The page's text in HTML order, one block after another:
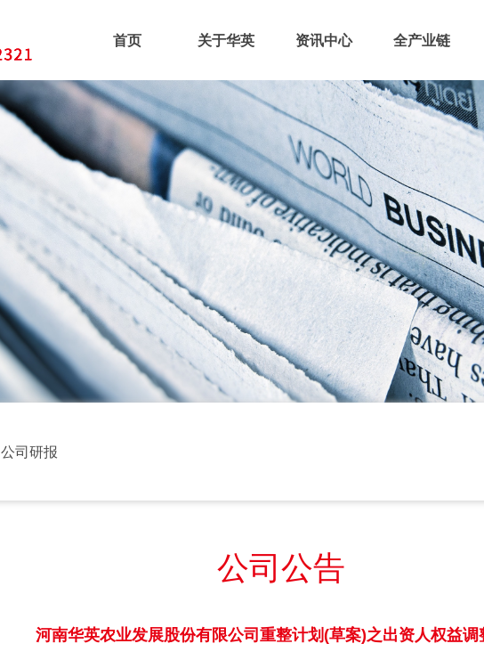
首页
首页
关于华英
关于华英
资讯中心
资讯中心
全产业链
全产业链
公司公告
河南华英农业发展股份有限公司 重整计划(草案)之出资人权益调
公司研报